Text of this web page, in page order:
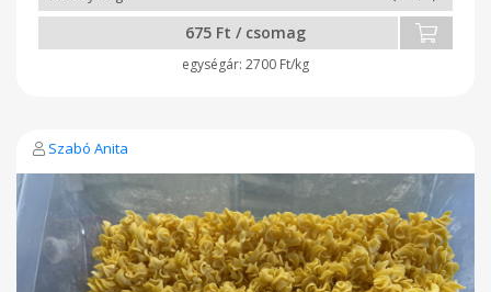
675 Ft / csomag
2700 Ft/kg
Szabó Anita